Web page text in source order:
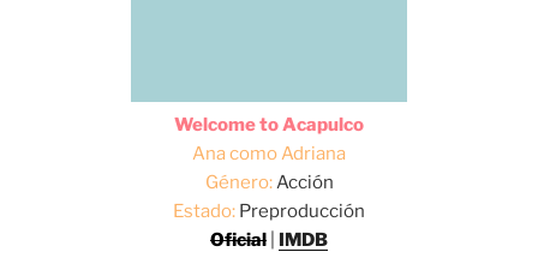
Welcome to Acapulco
Ana como Adriana
Género:Acción
Estado: Preproducción
Oficial
IMDB